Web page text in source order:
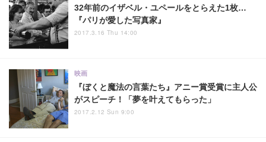
32年前のイザベル・ユペールをとらえた1枚…
『パリが愛した写真家』
2017.3.16 Thu 14:00
『ぼくと魔法の言葉たち』アニー賞受賞に主人公
がスピーチ！「夢を叶えてもらった」
映画
2017.2.12 Sun 9:00